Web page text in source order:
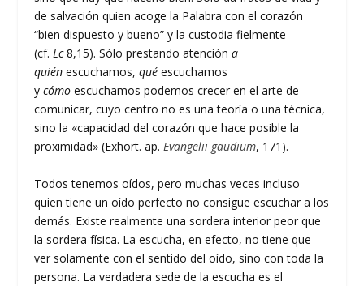
de salvación quien acoge la Palabra con el corazón
“bien dispuesto y bueno” y la custodia fielmente
(cf.Lc8,15). Sólo prestando atencióna
quién escuchamos,qué escuchamos
ycómo escuchamos podemos crecer en el arte de
comunicar, cuyo centro no es una teoría o una técnica,
sino la «capacidad del corazón que hace posible la
proximidad» (Exhort. ap.Evangelii gaudium, 171).
Todos tenemos oídos, pero muchas veces incluso
quien tiene un oído perfecto no consigue escuchar a los
demás. Existe realmente una sordera interior peor que
la sordera física. La escucha, en efecto, no tiene que
ver solamente con el sentido del oído, sino con toda la
persona. La verdadera sede de la escucha es el